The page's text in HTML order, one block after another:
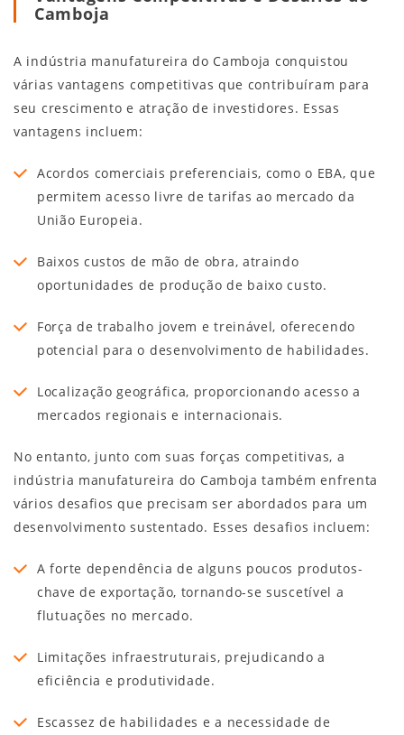
Camboja
A indústria manufatureira do Camboja conquistou
várias vantagens competitivas que contribuíram para
seu crescimento e atração de investidores. Essas
vantagens incluem:
Acordos comerciais preferenciais, como o EBA, que
permitem acesso livre de tarifas ao mercado da
União Europeia.
Baixos custos de mão de obra, atraindo
oportunidades de produção de baixo custo.
Força de trabalho jovem e treinável, oferecendo
potencial para o desenvolvimento de habilidades.
Localização geográfica, proporcionando acesso a
mercados regionais e internacionais.
No entanto, junto com suas forças competitivas, a
indústria manufatureira do Camboja também enfrenta
vários desafios que precisam ser abordados para um
desenvolvimento sustentado. Esses desafios incluem:
A forte dependência de alguns poucos produtos-
chave de exportação, tornando-se suscetível a
flutuações no mercado.
Limitações infraestruturais, prejudicando a
eficiência e produtividade.
Escassez de habilidades e a necessidade de